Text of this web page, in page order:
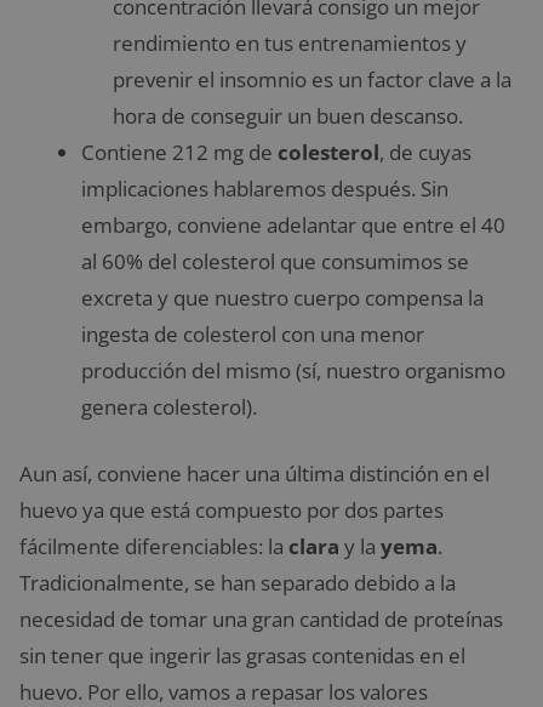
concentración llevará consigo un mejor
rendimiento en tus entrenamientos y
prevenir el insomnio es un factor clave a la
hora de conseguir un buen descanso.
Contiene 212 mg de colesterol, de cuyas
implicaciones hablaremos después. Sin
embargo, conviene adelantar que entre el 40
al 60% del colesterol que consumimos se
excreta y que nuestro cuerpo compensa la
ingesta de colesterol con una menor
producción del mismo (sí, nuestro organismo
genera colesterol).
Aun así, conviene hacer una última distinción en el
huevo ya que está compuesto por dos partes
fácilmente diferenciables: la clara y la yema.
Tradicionalmente, se han separado debido a la
necesidad de tomar una gran cantidad de proteínas
sin tener que ingerir las grasas contenidas en el
huevo. Por ello, vamos a repasar los valores